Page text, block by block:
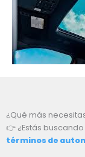
¿Qué más
👉 ¿Estás
términos de